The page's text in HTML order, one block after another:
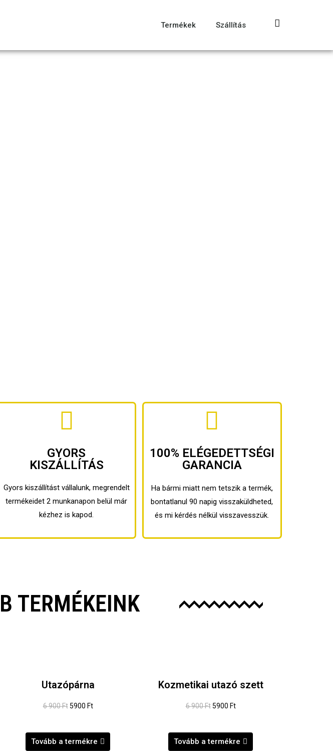
Termékek Szállítás
GYORS
KISZÁLLÍTÁS
Gyors kiszállítást vállalunk, megrendelt
termékeidet 2 munkanapon belül már
kézhez is kapod.
100% ELÉGEDETTSÉGI
GARANCIA
Ha bármi miatt nem tetszik a termék,
bontatlanul 90 napig visszaküldheted,
és mi kérdés nélkül visszavesszük.
TERMÉKEINK
Utazópárna
6 900 Ft5900 Ft
Tovább a termékre
Kozmetikai utazó szett
6 900 Ft5900 Ft
Tovább a termékre